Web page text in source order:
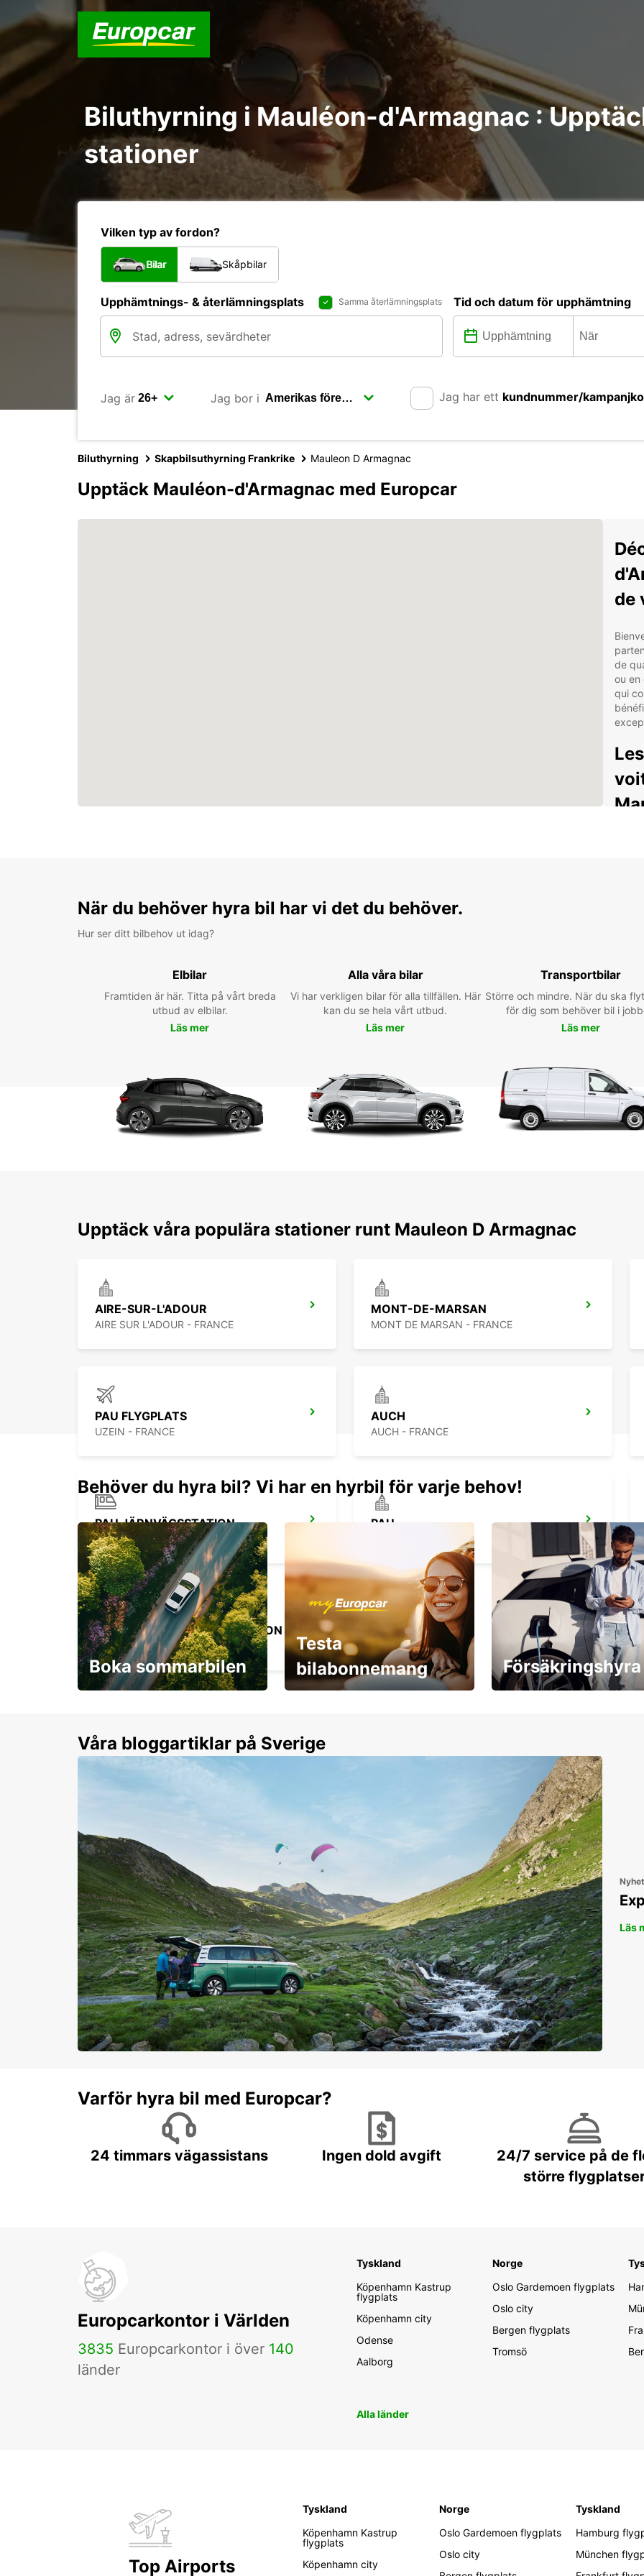
Biluthyrning i Mauléon-d'Armagnac :
stationer
Vilken typ av fordon?
Bilar Skåpbilar
Upphämtnings- & återlämningsplats Samma återlämningsplats Tid och datum för upphämtning
Jag är Jag bor i Jag har ett kundnummer/
Biluthyrning Skapbilsuthyrning Frankrike Mauleon D Armagnac
Upptäck Mauléon-d'Armagnac med Europcar
de
de
ou en
qui
en
des
et
vous
vos
Ne
När du behöver hyra bil har vi det du behöver.
Hur ser ditt bilbehov ut idag?
Elbilar
Framtiden är här. Titta på vårt breda
utbud av elbilar.
Läs mer
Alla våra bilar
Vi har verkligen bilar för alla tillfällen. Här
kan du se hela vårt utbud.
Läs mer
Transportbilar
Större och mindre. När du ska
för dig som behöver bil i
Läs mer
Upptäck våra populära stationer runt Mauleon D Armagnac
AIRE-SUR-L'ADOUR
AIRE SUR L'ADOUR - FRANCE
MONT-DE-MARSAN
MONT DE MARSAN - FRANCE
PAU FLYGPLATS
UZEIN - FRANCE
AUCH
AUCH - FRANCE
PAU JÄRNVÄGSSTATION
PAU - FRANCE
PAU
MARMANDE JÄRNVÄGSSTATION
MARMANDE - FRANCE
Behöver du hyra bil? Vi har en hyrbil för varje behov!
Boka sommarbilen
Testa
bilabonnemang
Försäkringshyra
Våra bloggartiklar på Sverige
Nyhet
Läs
Varför hyra bil med Europcar?
24 timmars vägassistans Ingen dold avgift
24/7 service på de
större
Europcarkontor i Världen
3835 Europcarkontor i över 140
länder
Tyskland
Köpenhamn Kastrup
flygplats
Köpenhamn city
Odense
Aalborg
Norge
Oslo Gardemoen flygplats
Oslo city
Bergen flygplats
Tromsö
Alla länder
Top Airports
Tyskland
Köpenhamn Kastrup
flygplats
Köpenhamn city
Norge
Oslo Gardemoen flygplats
Oslo city
Tyskland
Hamburg
München